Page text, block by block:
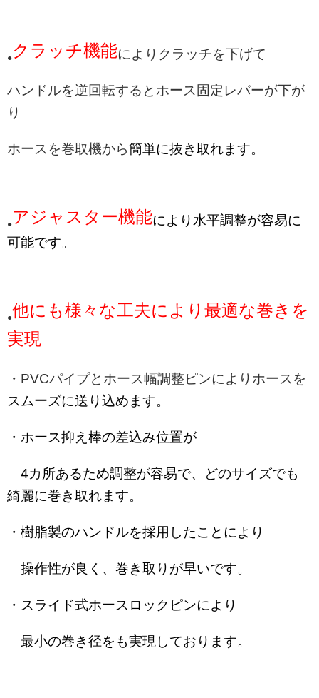
●クラッチ機能によりクラッチを下げて
ハンドルを逆回転するとホース固定レバーが下が
り
ホースを巻取機から簡単に抜き取れます。
●アジャスター機能により水平調整が容易に
可能です。
●他にも様々な工夫により最適な巻きを
実現
・PVCパイプとホース幅調整ピンによりホースを
スムーズに送り込めます。
・ホース抑え棒の差込み位置が
4カ所あるため調整が容易で、
どのサイズでも
綺麗に巻き取れます。
・樹脂製のハンドルを採用したことにより
操作性が良く、巻き取りが早いです。
・スライド式ホースロックピンにより
最小の巻き径をも実現しております。